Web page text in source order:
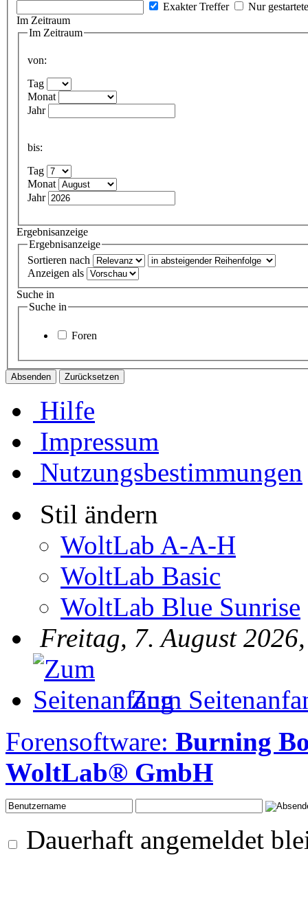
Exakter Treffer
Nur
Im Zeitraum
Im Zeitraum
von:
Tag
Monat
Jahr
bis:
Tag
Monat
Jahr
Ergebnisanzeige
Ergebnisanzeige
Sortieren nach
Anzeigen als
Suche in
Suche in
Foren
Hilfe
Impressum
Nutzungsbestimmungen
Stil ändern
WoltLab A-A-H
WoltLab Basic
WoltLab Blue Sunrise
Freitag, 7. August
Zum
Forensoftware: Burning
WoltLab® GmbH
Dauerhaft angemeldet